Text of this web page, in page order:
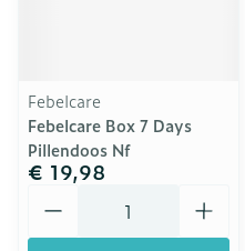
Febelcare
Febelcare Box 7 Days
Pillendoos Nf
€ 19,98